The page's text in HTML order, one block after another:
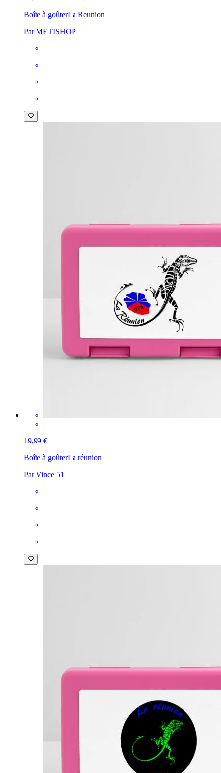
Boîte à goûterLa Reunion
Par METISHOP
19,99 €
Boîte à goûterLa réunion
Par Vince 51